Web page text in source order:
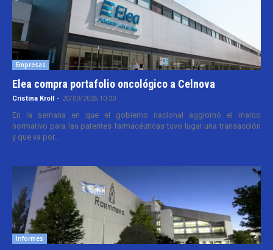
Empresas
Elea compra portafolio oncológico a Celnova
Cristina Kroll - 20/03/2026 10:30
En la semana en que el gobierno nacional aggiornó el marco
normativo para las patentes farmacéuticas tuvo lugar una transacción
y que va por...
Informes